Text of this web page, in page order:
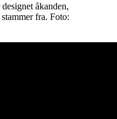
åkanden,
fra. Foto: